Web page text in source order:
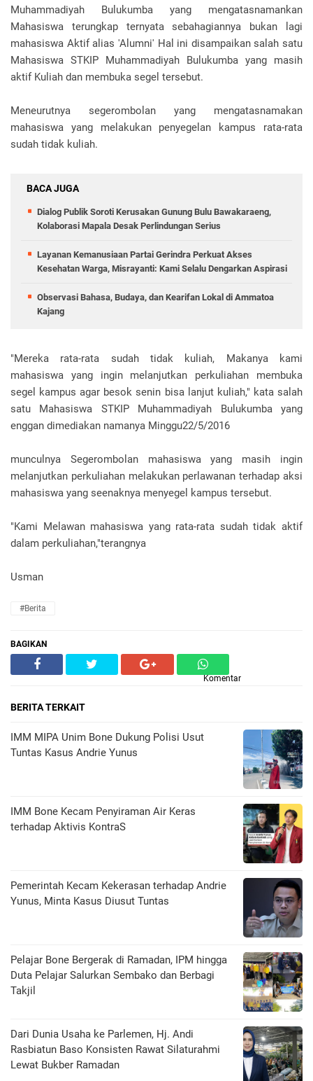
Muhammadiyah Bulukumba yang mengatasnamankan
Mahasiswa terungkap ternyata sebahagiannya bukan lagi
mahasiswa Aktif alias 'Alumni' Hal ini disampaikan salah satu
Mahasiswa STKIP Muhammadiyah Bulukumba yang masih
aktif Kuliah dan membuka segel tersebut.
Meneurutnya segerombolan yang mengatasnamakan
mahasiswa yang melakukan penyegelan kampus rata-rata
sudah tidak kuliah.
BACA JUGA
Dialog Publik Soroti Kerusakan Gunung Bulu Bawakaraeng,
Kolaborasi Mapala Desak Perlindungan Serius
Layanan Kemanusiaan Partai Gerindra Perkuat Akses
Kesehatan Warga, Misrayanti: Kami Selalu Dengarkan Aspirasi
Observasi Bahasa, Budaya, dan Kearifan Lokal di Ammatoa
Kajang
"Mereka rata-rata sudah tidak kuliah, Makanya kami
mahasiswa yang ingin melanjutkan perkuliahan membuka
segel kampus agar besok senin bisa lanjut kuliah," kata salah
satu Mahasiswa STKIP Muhammadiyah Bulukumba yang
enggan dimediakan namanya Minggu22/5/2016
munculnya Segerombolan mahasiswa yang masih ingin
melanjutkan perkuliahan melakukan perlawanan terhadap aksi
mahasiswa yang seenaknya menyegel kampus tersebut.
"Kami Melawan mahasiswa yang rata-rata sudah tidak aktif
dalam perkuliahan,"terangnya
Usman
#Berita
BAGIKAN
Komentar
BERITA TERKAIT
IMM MIPA Unim Bone Dukung Polisi Usut
Tuntas Kasus Andrie Yunus
IMM Bone Kecam Penyiraman Air Keras
terhadap Aktivis KontraS
Pemerintah Kecam Kekerasan terhadap Andrie
Yunus, Minta Kasus Diusut Tuntas
Pelajar Bone Bergerak di Ramadan, IPM hingga
Duta Pelajar Salurkan Sembako dan Berbagi
Takjil
Dari Dunia Usaha ke Parlemen, Hj. Andi
Rasbiatun Baso Konsisten Rawat Silaturahmi
Lewat Bukber Ramadan